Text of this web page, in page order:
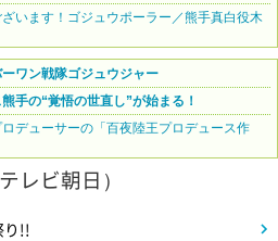
います！ゴジュウポーラー／熊手真白役木
ワン戦隊ゴジュウジャー
手の“覚悟の世直し”が始まる！
デューサーの「百夜陸王プロデュース作
レビ朝日）
り!!